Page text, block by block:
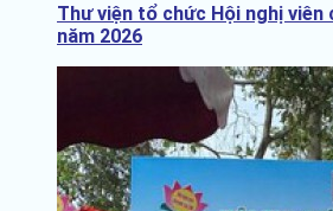
Thư viện tổ chức Hội nghị
năm 2026